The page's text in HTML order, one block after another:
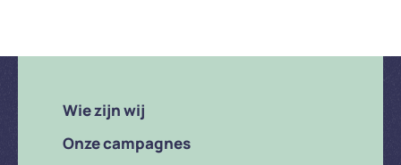
Wie zijn wij
Onze campagnes